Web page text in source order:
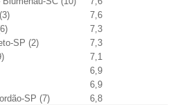
SP (2)
SP (7)
7,6
7,3
7,3
7,1
6,9
6,9
6,8